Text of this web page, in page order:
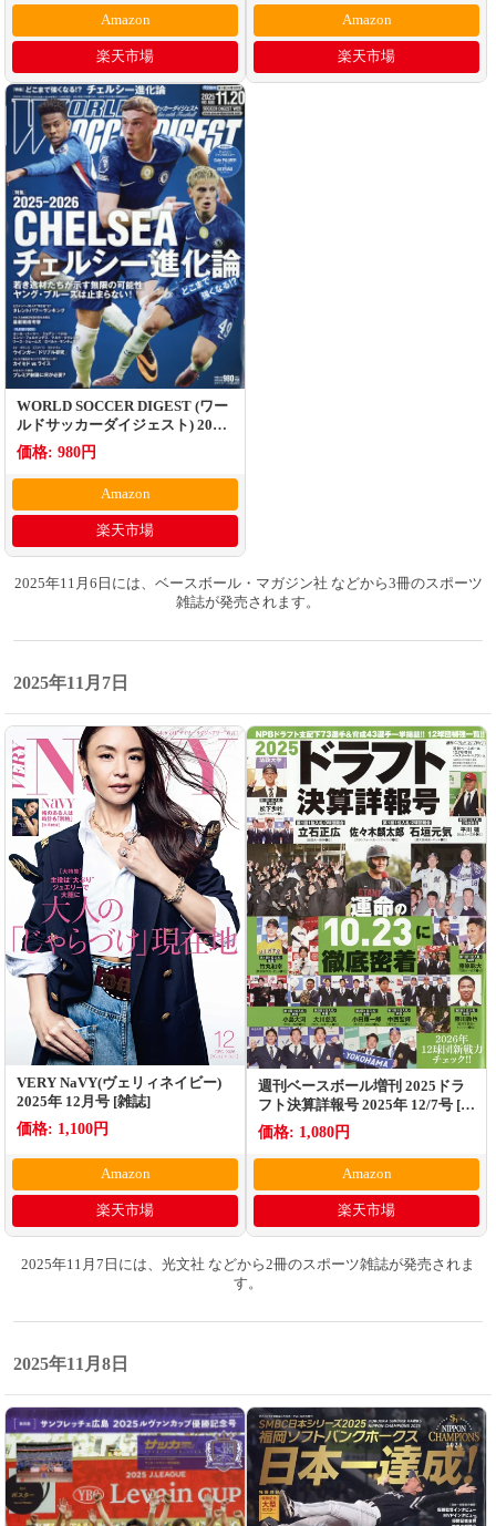
Amazon
楽天市場
Amazon
楽天市場
WORLD SOCCER DIGEST (ワー
ルドサッカーダイジェスト) 2025
年 11/20号 [雑誌]
価格: 980円
Amazon
楽天市場
2025年11月6日には、ベースボール・マガジン社 などから3冊のスポーツ
雑誌が発売されます。
2025年11月7日
VERY NaVY(ヴェリィネイビー)
2025年 12月号 [雑誌]
価格: 1,100円
Amazon
楽天市場
週刊ベースボール増刊 2025ドラ
フト決算詳報号 2025年 12/7号 [雑
誌]
価格: 1,080円
Amazon
楽天市場
2025年11月7日には、光文社 などから2冊のスポーツ雑誌が発売されま
す。
2025年11月8日